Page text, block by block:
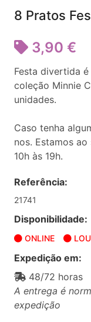
8 Pratos
3,90 €
Festa divertida
coleção Minnie
unidades.
Caso tenha
nos. Estamos
10h às 19h.
Referência:
21741
Disponibilidade:
ONLINE
Expedição em:
48/72 horas
A entrega é
expedição